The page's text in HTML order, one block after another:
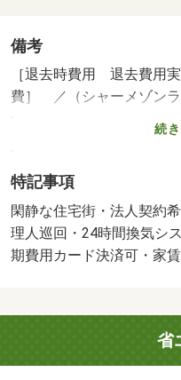
備考
［退去時費用 退去費用
費］ ／（シャーメゾン
１３２０円）に加入して
（駐車場１台無料／（諸
の他のプラン：別途打合
追 ＮＯ：１００３３５
（初回：３３０００円
等：町会費６００円／月
置場：有・駐輪場：有/ハ
続
特記事項
閑静な住宅街・法人契約
理人巡回・24時間換気シ
期費用カード決済可・家
省